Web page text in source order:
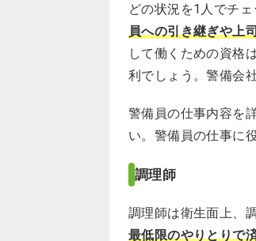
どの状況を1人でチ
員への引き継ぎや上
して働くための資格
利でしょう。警備会
警備員の仕事内容を
い。警備員の仕事に
調理師
調理師は衛生面上、
最低限のやりとりで